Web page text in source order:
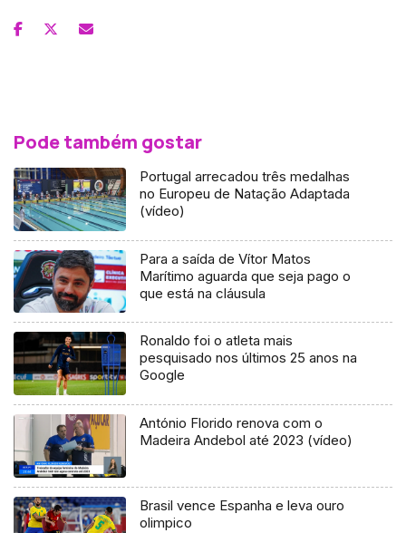
Pode também gostar
Portugal arrecadou três medalhas
no Europeu de Natação Adaptada
(vídeo)
Para a saída de Vítor Matos
Marítimo aguarda que seja pago o
que está na cláusula
Ronaldo foi o atleta mais
pesquisado nos últimos 25 anos na
Google
António Florido renova com o
Madeira Andebol até 2023 (vídeo)
Brasil vence Espanha e leva ouro
olimpico